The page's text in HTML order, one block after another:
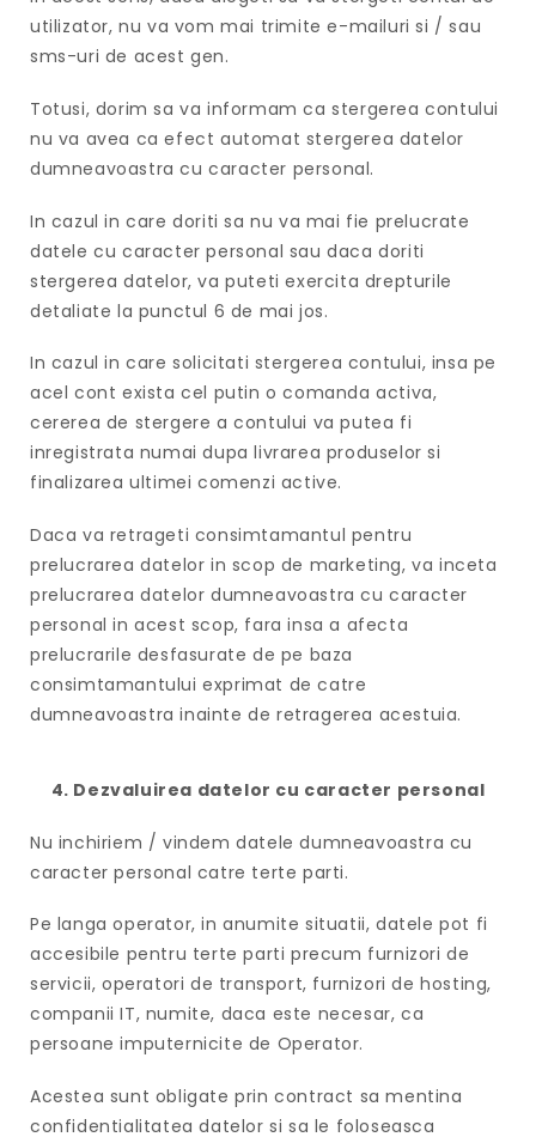
utilizator, nu va vom mai trimite e-mailuri si / sau
sms-uri de acest gen.
Totusi, dorim sa va informam ca stergerea contului
nu va avea ca efect automat stergerea datelor
dumneavoastra cu caracter personal.
In cazul in care doriti sa nu va mai fie prelucrate
datele cu caracter personal sau daca doriti
stergerea datelor, va puteti exercita drepturile
detaliate la punctul 6 de mai jos.
In cazul in care solicitati stergerea contului, insa pe
acel cont exista cel putin o comanda activa,
cererea de stergere a contului va putea fi
inregistrata numai dupa livrarea produselor si
finalizarea ultimei comenzi active.
Daca va retrageti consimtamantul pentru
prelucrarea datelor in scop de marketing, va inceta
prelucrarea datelor dumneavoastra cu caracter
personal in acest scop, fara insa a afecta
prelucrarile desfasurate de pe baza
consimtamantului exprimat de catre
dumneavoastra inainte de retragerea acestuia.
4. Dezvaluirea datelor cu caracter personal
Nu inchiriem / vindem datele dumneavoastra cu
caracter personal catre terte parti.
Pe langa operator, in anumite situatii, datele pot fi
accesibile pentru terte parti precum furnizori de
servicii, operatori de transport, furnizori de hosting,
companii IT, numite, daca este necesar, ca
persoane imputernicite de Operator.
Acestea sunt obligate prin contract sa mentina
confidentialitatea datelor si sa le foloseasca